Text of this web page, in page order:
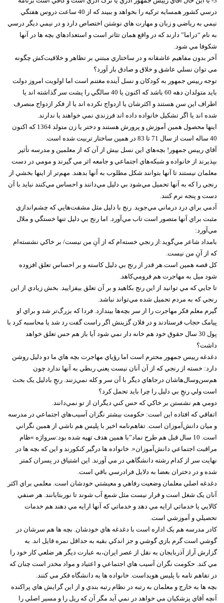
درسي کشور همسايه ترکيه را بخواهد و ببيند که از 40 ساعت دروس هفتگي
نيمي به رياضي و زبان و مهارت هاي نوشتن اختصاص دارد و در نيمي ديگر درسي
به نام “دراما” دارند که در واقع همان تئاتر است و استعدادهاي بچه ها در آنها
شکوفا مي شود.
آخر بدون مفاهيم عاشقانه و در ساختاري مبتني بر تظاهر و خلاقيت‌کش چگونه
مي توان نسلي عاشق و خلاق و صادق بار آورد؟
توجه رييس جمهور به کودکان و نسل آينده مغتنم است اما اولويت امروز دولت
بايد متولدان دهه 60 باشد که اکنون يا 40 سالگي را پشت سر گذاشته اند يا
اطراف اين سن هستند و اکثرشان يا ازدواج نکرده اند يا از فکر ازدواج منصرف
شده اند يا اگر تشکيل خانواده داده اند فرزندي نمي خواهند يا ندارند.
اينها محصول همين آموزش و پرورش هستند و دختر يا زن متولد 1364 که اکنون
40 ساله است از سال 71 تا 83 در همين ساختار تربيت شده است.
آقاي رييس جمهور! بچه‌هاي اين نسل بيش از آن که از معلمين و مدرسه تأثير
بپذيرند از خانواده و شبکه‌هاي اجتماعي و جامعه اثر مي گيرند و مومي در دست
معلمان نيستند تا آنها بتوانند شکل مطلوب به آنها بدهند. مهم‌تر از اينها بخشي از
رنجي را که به آنها تحميل مي‌شود بي دليل مي‌دانند و احساس مي‌کنند نبايد با آن
دست و پنجه نرم کنند.
آدمي براي درد درماني مي‌جويد. رنج با دليل مثل مشقت‌هايي که چشم‌اندازي
مثبت براي آنها متصور است تاب مي‌آورد. اما رنج بي دليل تنها خستگي و ملال
مي‌آورد:
بامداد شاعر مي‌گويد:از رنجي خسته‌ام که از آنِ من نيست/ بر خاکي نشسته‌ام
که از آنِ من نيست.
کل قصه همين است.هر قدر از رنج بي دليل کاسته و بر احساس تعلق افزوده
شود ميل به مهاجرت هم فرومي‌کاهد.
تا جايي که مي توانيد از اين رنج بکاهيد و بر آن تعلق بيفزاييد. بخش زيادي از اين
رنجي که به مردم تحميل شده مي‌تواند نباشد.
گيرم معلم فکر مهاجرت را از سر بچه‌ها بيندازد. فردا که بزرگ‌تر شد و براي او
پيامک حجاب فرستادند و در فلان گزينش اگر راست گفت رد شد يا محاسبه کرد با
پول 30 سال حقوق خود هم خانه دار نمي شود آيا باز هم حس تعلق خواهد
داشت؟
دغدغه رييس جمهور محترم است اما رؤياي مهاجرت بچه هاي ما دو دليل روشن
دارد: خسته از رنجي که از آن آنان نيست يعني ربطي به آنها ندارد چون
هم‌سن‌و‌سال‌هاشان درجاهاي ديگر با آن سر و کله نمي‌زنند. رنجِ بادليل يک بحث
است ولي رنجِ بي دليل را چرا بايد تحمل کرد؟
دومي هم نشستن بر خاکي که حس کني ديگران از تو نمي‌دانند.
اتفاقي که افتاده اين است: حکومت بيشتر نگران آسيب‌هاي اجتماعي در مدرسه
و ميان دانش‌آموزان است. تفاهم‌نامه اخير با پليس هم ناشي از همين نگراني
است. 10 سال قبل هم طرح نماد”با همين هدف تهيه شده بود:سرواژه »ظام
مراقبت اجتماعي دانش‌آموزان«. خانواده ها درگير کنکورند و اين که بچه ها در
نهايت سر از کدام رشته دانشگاهي در مي آورند. اين اشتياق در پسران کمتر
شده و در دختران بعضا به دلايل فرادرسي باقي است.
دغدغه اصلي معلمان وضعيت رفاهي و معيشتي خودشان است. معلمي براي اکثر
آنان يک شغل است و قرار نيست مثل شمع آب شوند تا نوربتابانند. هر صنفي
کالايي يا خدماتي ارايه مي دهد و خدماتي که آنها ارايه مي دهند هم خدمات
تحصيلي و آموزشي است.
کادر مدرسه هم يک اداره است با دغدغه هاي خودشان. بچه ها هم سرشان در
گوشي است گرم بازي گوشي و جز اندکي بقيه به حداقل نمره قايل اند. به
گزارش آراز آذربايجان به نقل از عصر ايران،به عبارت ديگر هر ضلعي کار خود را
مي کند. حکومت نگران آسيب هاي اجتماعي و اعتياد و مواد مخدر است چنان که
در تفاهم نامه با پليس هويداست. خانواده ها به دانشگاه فکر مي کنند.
بچه ها به خارج و معلمان به رتبه در نظام رتبه بندي و از اين گرايش هاي پراکنده
آنچه آقاي پزشکيان مي خواهد در نمي آيد مگر آن که ريل را و مسير اصلي را